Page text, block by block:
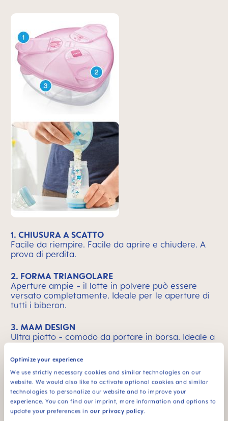
Optimize your experience
We use strictly necessary cookies and similar technologies on our
website. We would also like to activate optional cookies and similar
technologies to personalize our website and to improve your
experience. You can find our imprint, more information and options to
update your preferences in our privacy policy.
1. CHIUSURA A SCATTO
Facile da riempire. Facile da aprire e chiudere. A
prova di perdita.
2. FORMA TRIANGOLARE
Aperture ampie - il latte in polvere può essere
versato completamente. Ideale per le aperture di
tutti i biberon.
3. MAM DESIGN
Ultra piatto - comodo da portare in borsa. Ideale a
Skip MAM Means Quality Icon Bar
MAM è sinonimo di qualità